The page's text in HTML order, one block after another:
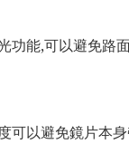
能,可以避免路
以避免鏡片本